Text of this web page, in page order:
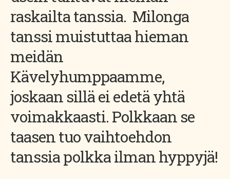
raskailta tanssia. Milonga
tanssi muistuttaa hieman
meidän
Kävelyhumppaamme,
joskaan sillä ei edetä yhtä
voimakkaasti. Polkkaan se
taasen tuo vaihtoehdon
tanssia polkka ilman hyppyjä!